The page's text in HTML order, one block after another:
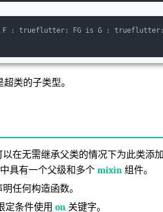
F : trueflutter: FG is G :
类的子类型。
在无需继承父类的情况下为此类添
具有一个父级和多个 mixin 组件。
任何构造函数。
定条件使用 on 关键字。